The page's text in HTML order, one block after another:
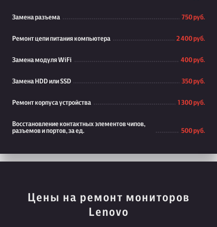
Замена разъема 750 руб.
Ремонт цепи питания компьютера 2 400 руб.
Замена модуля WiFi 400 руб.
Замена HDD или SSD 350 руб.
Ремонт корпуса устройства 1 300 руб.
Восстановление контактных элементов чипов,
разъемов и портов, за ед.
500 руб.
Цены на ремонт мониторов
Lenovo